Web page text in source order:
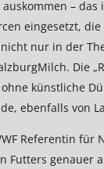
–
eingesetzt,
nur in der
Die
künstliche
ebenfalls von
Referentin
Futters genauer